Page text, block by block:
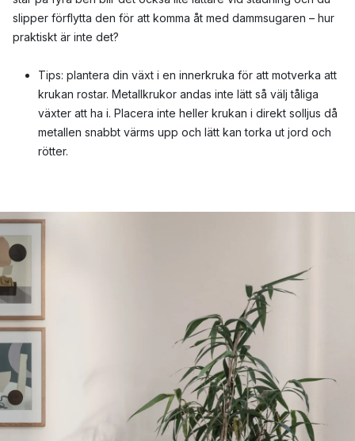
slipper förflytta den för att komma åt med dammsugaren – hur
praktiskt är inte det?
Tips: plantera din växt i en innerkruka för att motverka att
krukan rostar. Metallkrukor andas inte lätt så välj tåliga
växter att ha i. Placera inte heller krukan i direkt solljus då
metallen snabbt värms upp och lätt kan torka ut jord och
rötter.